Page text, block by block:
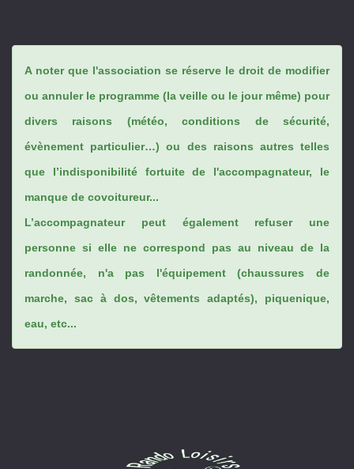
A noter que l'association se réserve le droit de modifier
ou annuler le programme (la veille ou le jour même) pour
divers raisons (météo, conditions de sécurité,
évènement particulier…) ou des raisons autres telles
que l’indisponibilité fortuite de l'accompagnateur, le
manque de covoitureur...
L’accompagnateur peut également refuser une
personne si elle ne correspond pas au niveau de la
randonnée, n'a pas l'équipement (chaussures de
marche, sac à dos, vêtements adaptés), piquenique,
eau, etc...